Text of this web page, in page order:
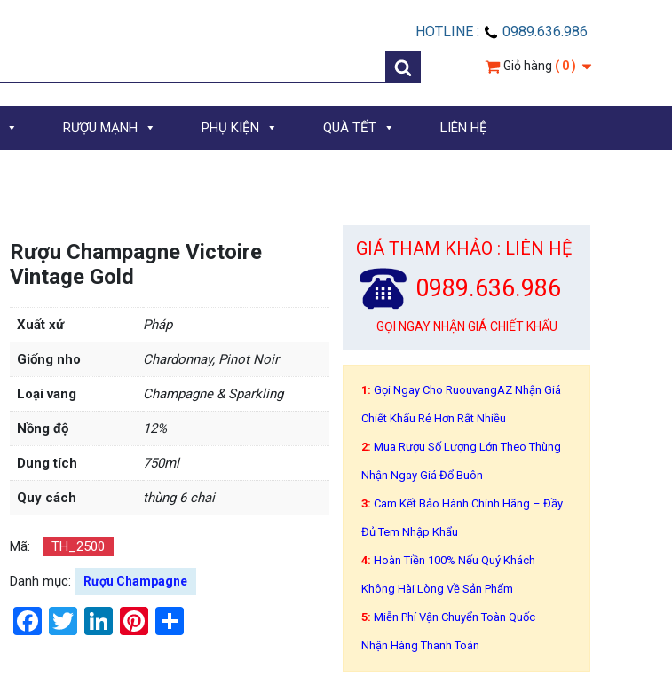
HOTLINE :
0989.636.986
Giỏ hàng ( 0 )
RƯỢU MẠNH PHỤ KIỆN QUÀ TẾT LIÊN HỆ
Rượu Champagne Victoire
Vintage Gold
Xuất xứ Pháp
Giống nho Chardonnay, Pinot Noir
Loại vang Champagne & Sparkling
Nồng độ 12%
Dung tích 750ml
Quy cách thùng 6 chai
Mã: TH_2500
Danh mục: Rượu Champagne
Facebook
Twitter
LinkedIn
Pinterest
GIÁ THAM KHẢO : LIÊN HỆ
0989.636.986
GỌI NGAY NHẬN GIÁ CHIẾT KHẤU
1:Gọi Ngay Cho RuouvangAZ Nhận Giá
Chiết Khấu Rẻ Hơn Rất Nhiều
2:Mua Rượu Số Lượng Lớn Theo Thùng
Nhận Ngay Giá Đổ Buôn
3: Cam Kết Bảo Hành Chính Hãng – Đầy
Đủ Tem Nhập Khẩu
4:Hoàn Tiền 100% Nếu Quý Khách
Không Hài Lòng Về Sản Phẩm
5: Miễn Phí Vận Chuyển Toàn Quốc –
Nhận Hàng Thanh Toán